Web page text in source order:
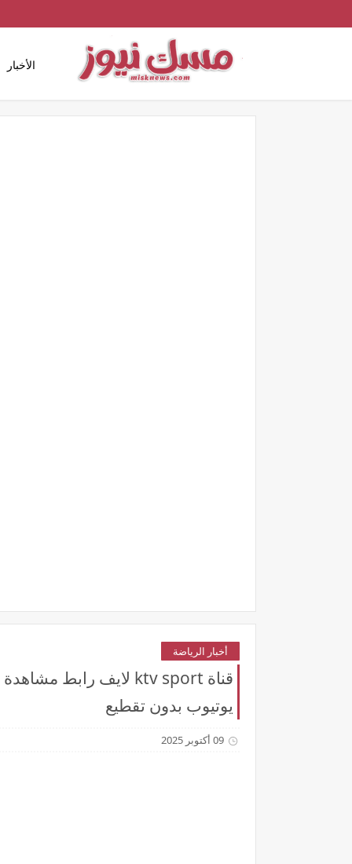
الأخبار
أخبار الرياضة
يوتيوب بدون تقطيع
09 أكتوبر 2025